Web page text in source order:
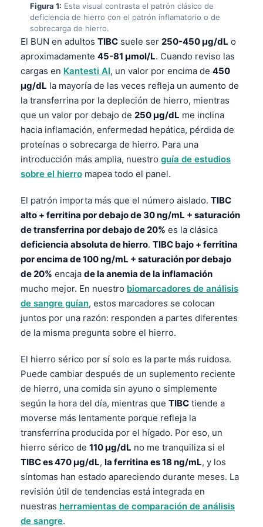
Figura 1: Esta visual contrasta el patrón clásico de
deficiencia de hierro con el patrón inflamatorio o de
sobrecarga de hierro.
El BUN en adultos TIBC suele ser 250-450 µg/dL o
aproximadamente 45-81 µmol/L. Cuando reviso las
cargas en Kantesti AI, un valor por encima de 450
µg/dL la mayoría de las veces refleja un aumento de
la transferrina por la depleción de hierro, mientras
que un valor por debajo de 250 µg/dL me inclina
hacia inflamación, enfermedad hepática, pérdida de
proteínas o sobrecarga de hierro. Para una
introducción más amplia, nuestro guía de estudios
sobre el hierro mapea todo el panel.
El patrón importa más que el número aislado. TIBC
alto + ferritina por debajo de 30 ng/mL + saturación
de transferrina por debajo de 20% es la clásica
deficiencia absoluta de hierro. TIBC bajo + ferritina
por encima de 100 ng/mL + saturación por debajo
de 20% encaja de la anemia de la inflamación
mucho mejor. En nuestro biomarcadores de análisis
de sangre guían, estos marcadores se colocan
juntos por una razón: responden a partes diferentes
de la misma pregunta sobre el hierro.
El hierro sérico por sí solo es la parte más ruidosa.
Puede cambiar después de un suplemento reciente
de hierro, una comida sin ayuno o simplemente
según la hora del día, mientras que TIBC tiende a
moverse más lentamente porque refleja la
transferrina producida por el hígado. Por eso, un
hierro sérico de 110 µg/dL no me tranquiliza si el
TIBC es 470 µg/dL, la ferritina es 18 ng/mL, y los
síntomas han estado apareciendo durante meses. La
revisión útil de tendencias está integrada en
nuestras herramientas de comparación de análisis
de sangre.